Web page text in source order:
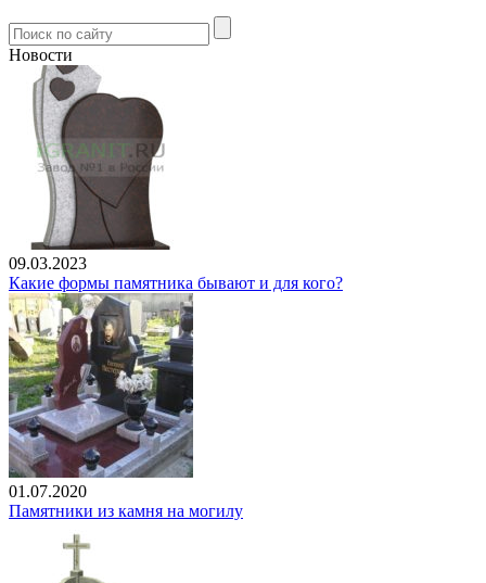
Новости
09.03.2023
Какие формы памятника бывают и для кого?
01.07.2020
Памятники из камня на могилу